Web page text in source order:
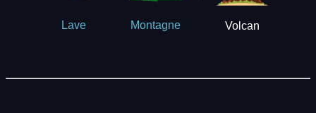
Lave Montagne Volcan